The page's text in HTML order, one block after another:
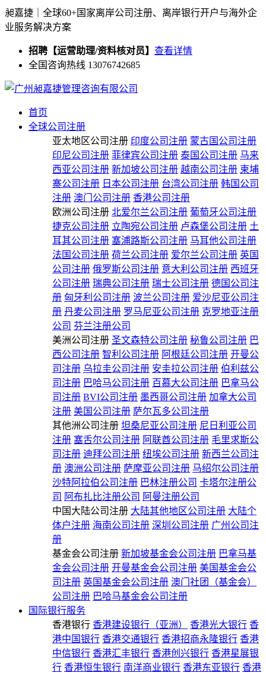
昶嘉捷｜全球60+国家离岸公司注册、离岸银行开户与海外企
业服务解决方案
招聘【运营助理/资料核对员】 查看详情
全国咨询热线 13076742685
首页
全球公司注册
亚太地区公司注册 印度公司注册 蒙古国公司注册
印尼公司注册 菲律宾公司注册 泰国公司注册 马来
西亚公司注册 新加坡公司注册 越南公司注册 柬埔
寨公司注册 日本公司注册 台湾公司注册 韩国公司
注册 澳门公司注册 香港公司注册
欧洲公司注册 北爱尔兰公司注册 葡萄牙公司注册
捷克公司注册 立陶宛公司注册 卢森堡公司注册 土
耳其公司注册 塞浦路斯公司注册 马耳他公司注册
法国公司注册 荷兰公司注册 爱尔兰公司注册 英国
公司注册 俄罗斯公司注册 意大利公司注册 西班牙
公司注册 瑞典公司注册 瑞士公司注册 德国公司注
册 匈牙利公司注册 波兰公司注册 爱沙尼亚公司注
册 丹麦公司注册 罗马尼亚公司注册 克罗地亚注册
公司 芬兰注册公司
美洲公司注册 圣文森特公司注册 秘鲁公司注册 巴
西公司注册 智利公司注册 阿根廷公司注册 开曼公
司注册 乌拉圭公司注册 安圭拉公司注册 伯利兹公
司注册 巴哈马公司注册 百慕大公司注册 巴拿马公
司注册 BVI公司注册 墨西哥公司注册 加拿大公司
注册 美国公司注册 萨尔瓦多公司注册
其他洲公司注册 坦桑尼亚公司注册 尼日利亚公司
注册 塞舌尔公司注册 阿联酋公司注册 毛里求斯公
司注册 迪拜公司注册 纽埃公司注册 新西兰公司注
册 澳洲公司注册 萨摩亚公司注册 马绍尔公司注册
沙特阿拉伯公司注册 巴林注册公司 卡塔尔注册公
司 阿布扎比注册公司 阿曼注册公司
中国大陆公司注册 大陆其他地区公司注册 大陆个
体户注册 海南公司注册 深圳公司注册 广州公司注
册
基金会公司注册 新加坡基金会公司注册 巴拿马基
金会公司注册 开曼基金会公司注册 美国基金会公
司注册 英国基金会公司注册 澳门社团（基金会）
公司注册 巴哈马基金会公司注册
国际银行服务
香港银行 香港建设银行（亚洲） 香港光大银行 香
港中国银行 香港交通银行 香港招商永隆银行 香港
中信银行 香港汇丰银行 香港创兴银行 香港星展银
行 香港恒生银行 南洋商业银行 香港东亚银行 香港